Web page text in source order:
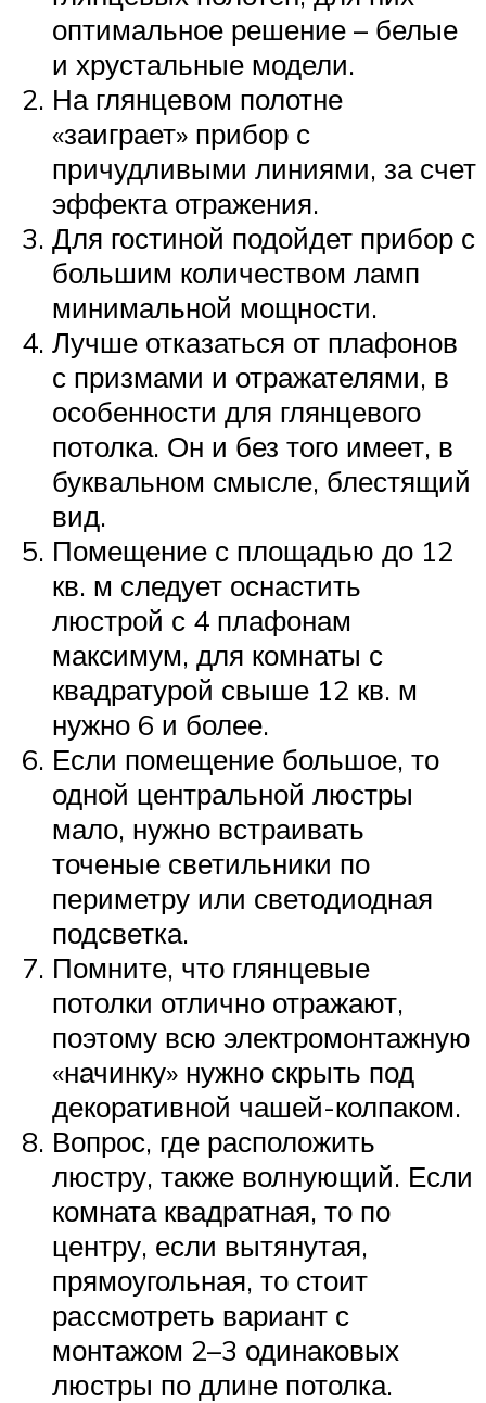
оптимальное решение – белые
и хрустальные модели.
На глянцевом полотне
«заиграет» прибор с
причудливыми линиями, за счет
эффекта отражения.
Для гостиной подойдет прибор с
большим количеством ламп
минимальной мощности.
Лучше отказаться от плафонов
с призмами и отражателями, в
особенности для глянцевого
потолка. Он и без того имеет, в
буквальном смысле, блестящий
вид.
Помещение с площадью до 12
кв. м следует оснастить
люстрой с 4 плафонам
максимум, для комнаты с
квадратурой свыше 12 кв. м
нужно 6 и более.
Если помещение большое, то
одной центральной люстры
мало, нужно встраивать
точеные светильники по
периметру или светодиодная
подсветка.
Помните, что глянцевые
потолки отлично отражают,
поэтому всю электромонтажную
«начинку» нужно скрыть под
декоративной чашей-колпаком.
Вопрос, где расположить
люстру, также волнующий. Если
комната квадратная, то по
центру, если вытянутая,
прямоугольная, то стоит
рассмотреть вариант с
монтажом 2–3 одинаковых
люстры по длине потолка.